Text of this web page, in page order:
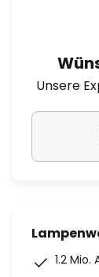
Unsere
1.2